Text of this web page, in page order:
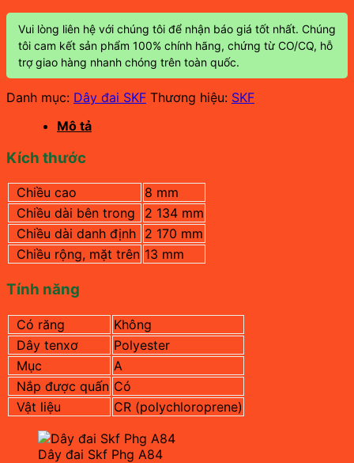
Vui lòng liên hệ với chúng tôi để nhận báo giá tốt nhất. Chúng
tôi cam kết sản phẩm 100% chính hãng, chứng từ CO/CQ, hỗ
trợ giao hàng nhanh chóng trên toàn quốc.
Danh mục: Dây đai SKF Thương hiệu: SKF
Mô tả
Kích thước
Chiều cao
8 mm
Chiều dài bên trong
2 134 mm
Chiều dài danh định 2 170 mm
Chiều rộng, mặt trên 13 mm
Tính năng
Có răng
Không
Dây tenxơ
Polyester
Mục
A
Nắp được quấn Có
Vật liệu
CR (polychloroprene)
Dây đai Skf Phg A84